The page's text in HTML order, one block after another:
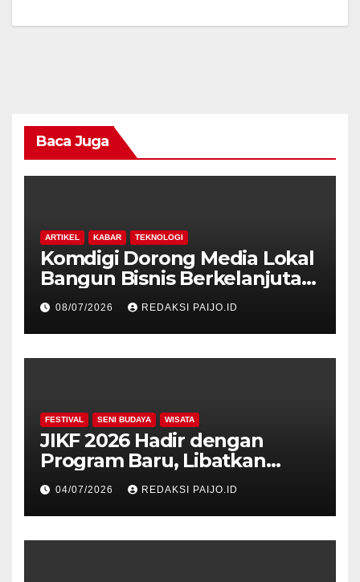
Baca Juga
ARTIKEL KABAR TEKNOLOGI
Komdigi Dorong Media Lokal
Bangun Bisnis Berkelanjutan
di Era Digital
08/07/2026 REDAKSI PAIJO.ID
FESTIVAL SENI BUDAYA WISATA
JIKF 2026 Hadir dengan
Program Baru, Libatkan
Delegasi dari 17 Negara dan
Ratusan Volunteer
04/07/2026 REDAKSI PAIJO.ID